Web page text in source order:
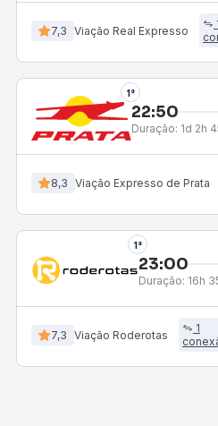
7,3 Viação Real Expresso
1°
22:50
Duração: 1d 2h
8,3 Viação Expresso de Prata
1°
23:00
Duração: 16h
7,3 Viação Roderotas
1